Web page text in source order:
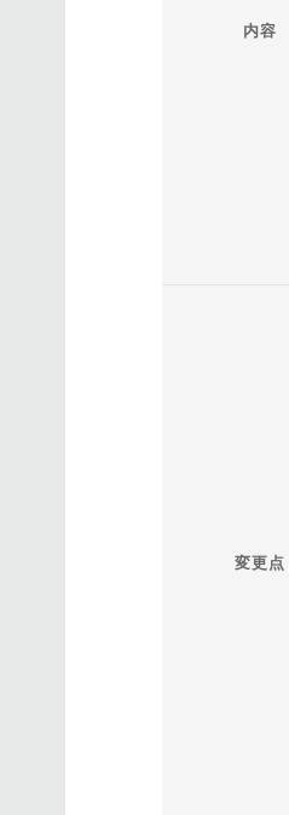
内容
変更点